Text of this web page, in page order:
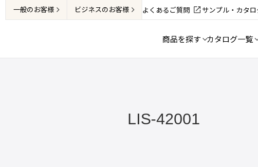
一般のお客様 ビジネスのお客様 よくあるご質問 サンプル・カタ
商品を探す カタログ一覧
LIS-42001